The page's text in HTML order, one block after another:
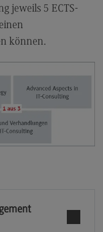
jeweils 5 ECTS-
können.